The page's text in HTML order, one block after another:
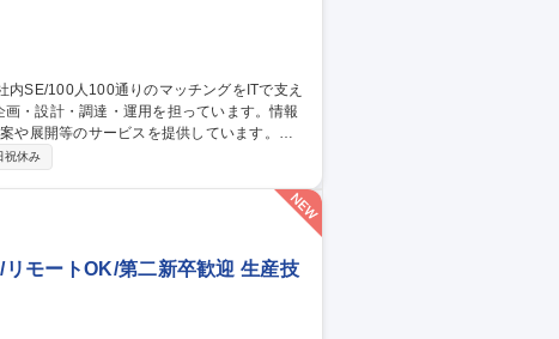
や展開等のサービスを提供しています。
用保守■社内用IaaS/SaaS/Idpの設計/構築/運
ワークあふれる“会社”を創る」ために「いつ
ます 募集職種 ■システムア
祝休み
モートOK/第二新卒歓迎 生産技